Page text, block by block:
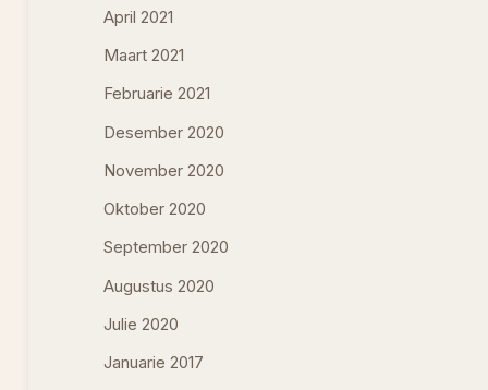
April 2021
Maart 2021
Februarie 2021
Desember 2020
November 2020
Oktober 2020
September 2020
Augustus 2020
Julie 2020
Januarie 2017